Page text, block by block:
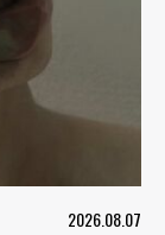
2026.08.07